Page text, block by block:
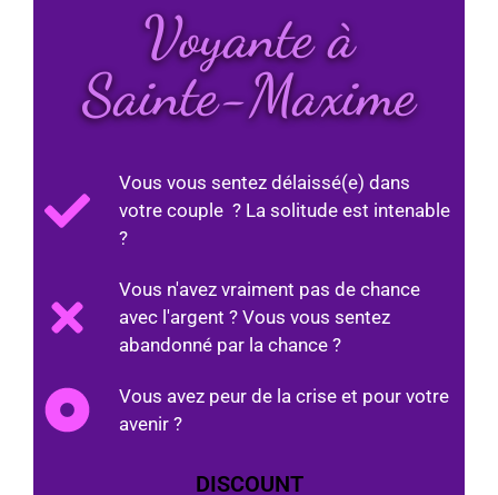
Voyante à
Sainte-Maxime
Vous vous sentez délaissé(e) dans
votre couple ? La solitude est intenable
?
Vous n'avez vraiment pas de chance
avec l'argent ? Vous vous sentez
abandonné par la chance ?
Vous avez peur de la crise et pour votre
avenir ?
DISCOUNT